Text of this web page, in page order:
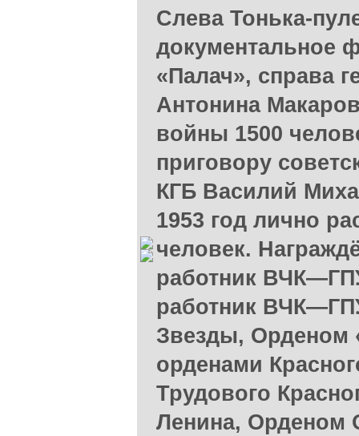
Слева Тонька-
документальное
«Палач», справа
Антонина
войны 1500
приговору
КГБ Василий
1953 год лично
человек.
работник
работник
Звезды, Орденом
орденами
Трудового
Ленина, Орденом